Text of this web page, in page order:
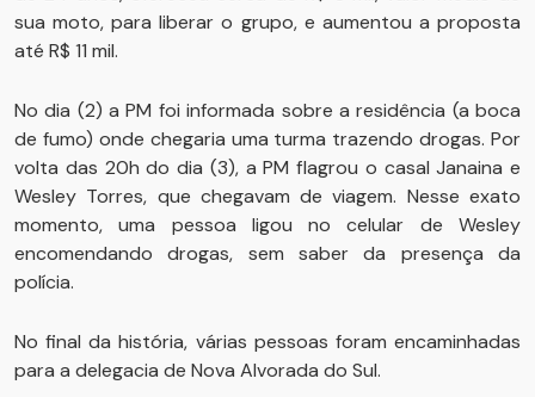
sua moto, para liberar o grupo, e aumentou a proposta
até R$ 11 mil.
No dia (2) a PM foi informada sobre a residência (a boca
de fumo) onde chegaria uma turma trazendo drogas. Por
volta das 20h do dia (3), a PM flagrou o casal Janaina e
Wesley Torres, que chegavam de viagem. Nesse exato
momento, uma pessoa ligou no celular de Wesley
encomendando drogas, sem saber da presença da
polícia.
No final da história, várias pessoas foram encaminhadas
para a delegacia de Nova Alvorada do Sul.